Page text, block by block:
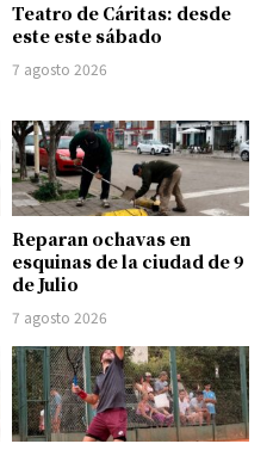
Teatro de Cáritas: desde
este este sábado
7 agosto 2026
Reparan ochavas en
esquinas de la ciudad de 9
de Julio
7 agosto 2026